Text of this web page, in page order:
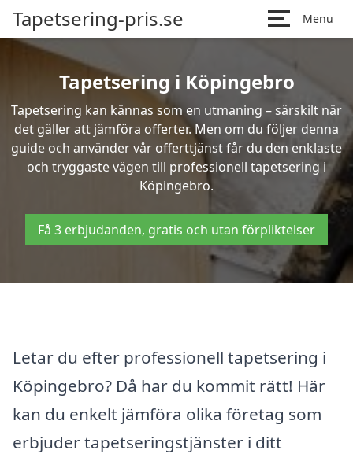
Tapetsering-pris.se Menu
Tapetsering i Köpingebro
Tapetsering kan kännas som en utmaning – särskilt när
det gäller att jämföra offerter. Men om du följer denna
guide och använder vår offerttjänst får du den enklaste
och tryggaste vägen till professionell tapetsering i
Köpingebro.
Få 3 erbjudanden, gratis och utan förpliktelser
Letar du efter professionell tapetsering i
Köpingebro? Då har du kommit rätt! Här
kan du enkelt jämföra olika företag som
erbjuder tapetseringstjänster i ditt